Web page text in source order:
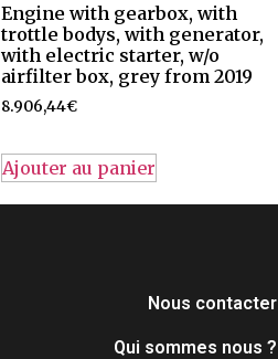
Engine with gearbox, with
trottle bodys, with generator,
with electric starter, w/o
airfilter box, grey from 2019
8.906,44€
Ajouter au panier
Nous contacter
Qui sommes nous ?